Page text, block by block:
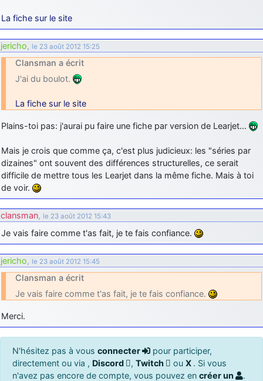
La fiche sur le site
jericho, le 23 août 2012 15:25
Clansman a écrit
J'ai du boulot.
La fiche sur le site
Plains-toi pas: j'aurai pu faire une fiche par version de Learjet…
Mais je crois que comme ça, c'est plus judicieux: les "séries par
dizaines" ont souvent des différences structurelles, ce serait
difficile de mettre tous les Learjet dans la même fiche. Mais à toi
de voir.
clansman, le 23 août 2012 15:43
Je vais faire comme t'as fait, je te fais confiance.
jericho, le 23 août 2012 15:45
Clansman a écrit
Je vais faire comme t'as fait, je te fais confiance.
Merci.
N'hésitez pas à vous connecter
pour participer,
directement ou via , Discord , Twitch ou X . Si vous
n'avez pas encore de compte, vous pouvez en créer un .